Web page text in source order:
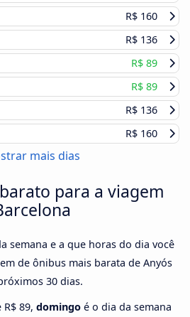
R$ 160
R$ 136
R$ 89
R$ 89
R$ 136
R$ 160
mais dias
para a viagem
semana e a que horas do dia você
de ônibus mais barata de Anyós
30 dias.
89, domingo é o dia da semana